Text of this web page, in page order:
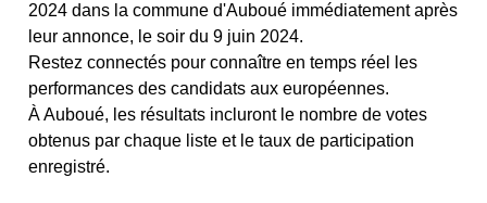
2024 dans la commune d'Auboué immédiatement après
leur annonce, le soir du 9 juin 2024.
Restez connectés pour connaître en temps réel les
performances des candidats aux européennes.
À Auboué, les résultats incluront le nombre de votes
obtenus par chaque liste et le taux de participation
enregistré.